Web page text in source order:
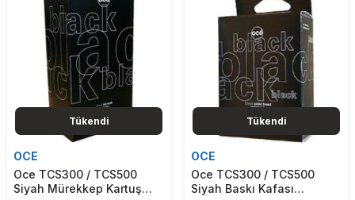
Tükendi
OCE
Oce TCS300 / TCS500
Siyah Mürekkep Kartuş
Tükendi
OCE
Oce TCS300 / TCS500
Siyah Baskı Kafası